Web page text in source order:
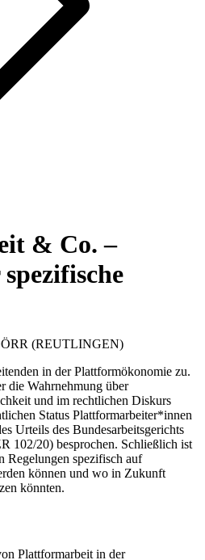
& Co. –
(REUTLINGEN)
in der Plattformökonomie zu.
die Wahrnehmung über
und im rechtlichen Diskurs
Status Plattformarbeiter*innen
Urteils des Bundesarbeitsgerichts
102/20) besprochen. Schließlich ist
Regelungen spezifisch auf
können und wo in Zukunft
könnten.
Plattformarbeit in der